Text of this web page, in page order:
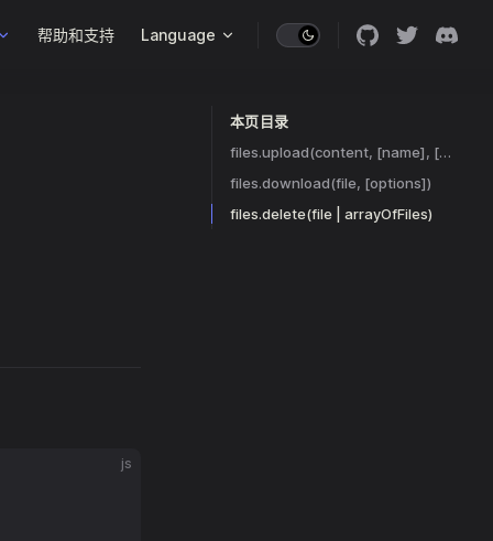
帮助和支持 Language
本页目录
Table of Contents for current page
files.upload(content, [name], [options])
files.download(file, [options])
files.delete(file | arrayOfFiles)
js